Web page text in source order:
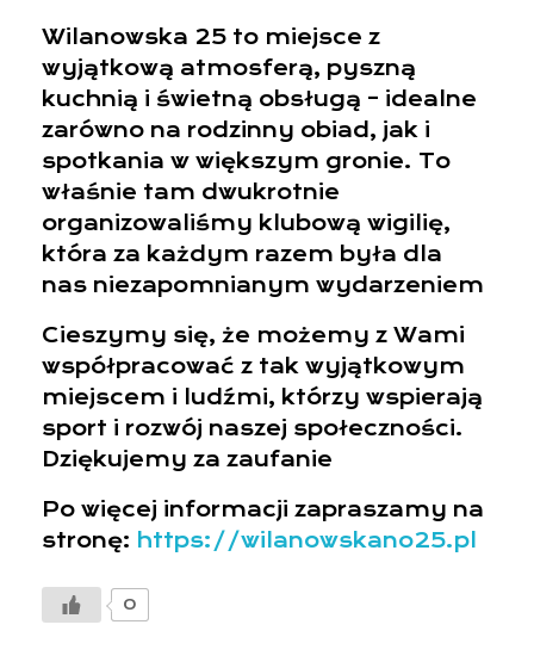
Wilanowska 25 to miejsce z
wyjątkową atmosferą, pyszną
kuchnią i świetną obsługą – idealne
zarówno na rodzinny obiad, jak i
spotkania w większym gronie. To
właśnie tam dwukrotnie
organizowaliśmy klubową wigilię,
która za każdym razem była dla
nas niezapomnianym wydarzeniem
Cieszymy się, że możemy z Wami
współpracować z tak wyjątkowym
miejscem i ludźmi, którzy wspierają
sport i rozwój naszej społeczności.
Dziękujemy za zaufanie
Po więcej informacji zapraszamy na
stronę: https://wilanowskano25.pl
0